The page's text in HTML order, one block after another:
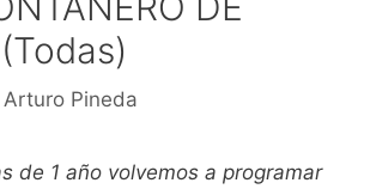
Arturo Pineda
de 1 año volvemos a programar